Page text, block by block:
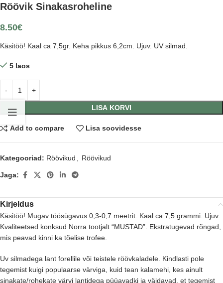
Röövik Sinakasroheline
8.50€
Käsitöö! Kaal ca 7,5gr. Keha pikkus 6,2cm. Ujuv. UV silmad.
5 laos
LISA KORVI
Add to compare Lisa soovidesse
Kategooriad: Röövikud Röövikud
Jaga:
Kirjeldus
Käsitöö! Mugav töösügavus 0,3-0,7 meetrit. Kaal ca 7,5 grammi. Ujuv.
Kvaliteetsed konksud Norra tootjalt “MUSTAD”. Ekstratugevad rõngad,
mis peavad kinni ka tõelise trofee.
Uv silmadega lant forellile või teistele röövkaladele. Kindlasti pole
tegemist kuigi populaarse värviga, kuid tean kalamehi, kes ainult
sinakate/rohekate värvi lantidega püüavadki ja väidavad, et tegemist